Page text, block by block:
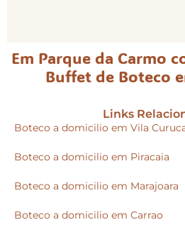
Em Parque da Carmo
Buffet de Boteco
Links
Boteco a domicilio em Vila
Boteco a domicilio em Piracaia
Boteco a domicilio em Marajoara
Boteco a domicilio em Carrao